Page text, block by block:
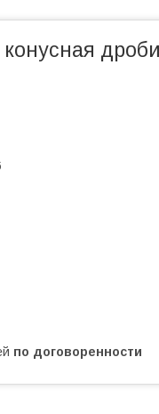
по договоренности